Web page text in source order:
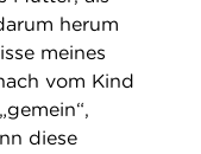
herum
meines
vom Kind
diese